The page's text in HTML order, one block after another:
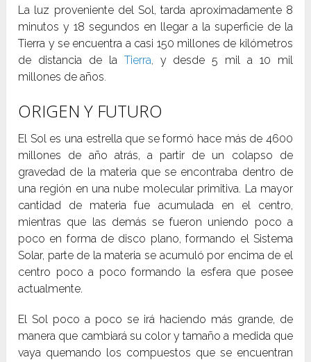
La luz proveniente del Sol, tarda aproximadamente 8
minutos y 18 segundos en llegar a la superficie de la
Tierra y se encuentra a casi 150 millones de kilómetros
de distancia de la Tierra, y desde 5 mil a 10 mil
millones de años.
ORIGEN Y FUTURO
El Sol es una estrella que se formó hace más de 4600
millones de año atrás, a partir de un colapso de
gravedad de la materia que se encontraba dentro de
una región en una nube molecular primitiva. La mayor
cantidad de materia fue acumulada en el centro,
mientras que las demás se fueron uniendo poco a
poco en forma de disco plano, formando el Sistema
Solar, parte de la materia se acumuló por encima de el
centro poco a poco formando la esfera que posee
actualmente.
El Sol poco a poco se irá haciendo más grande, de
manera que cambiará su color y tamaño a medida que
vaya quemando los compuestos que se encuentran